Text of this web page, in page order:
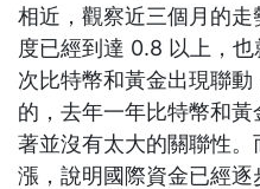
相近，觀察近三個月的
度已經到達 0.8 以上，
次比特幣和黃金出現聯
的，去年一年比特幣和
著並沒有太大的關聯性
漲，說明國際資金已經